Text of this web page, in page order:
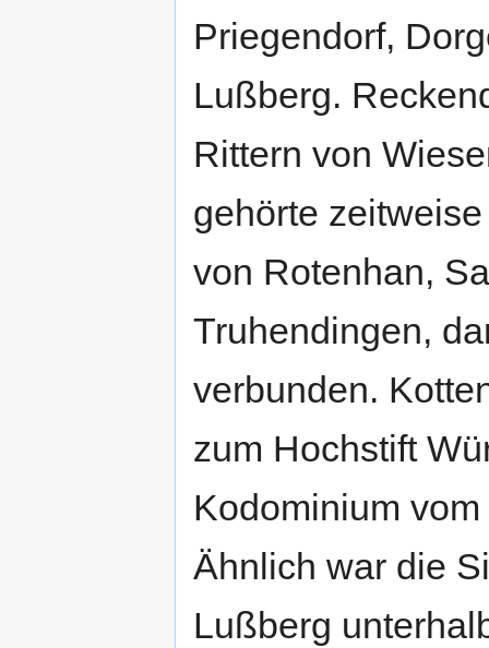
Priegendorf,
Lußberg.
Rittern von
gehörte
von Rotenhan,
Truhendingen,
verbunden.
zum Hochstift
Kodominium
Ähnlich war die
Lußberg